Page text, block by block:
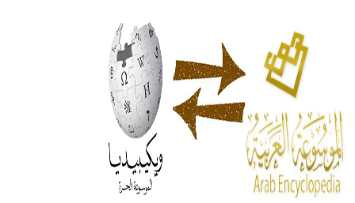
الحكم، الأدلة، تنظيم التغذية، ورسالته في جروح الرأس. ويعود
له الفضل بأنه حرر الطب من الدين والفلسفة.
- هل تعلم أن المرجان إفراز حيواني يتكون في البحر ويتركب
من مادة كربونات الكلسيوم، وهو أحمر أو شديد الحمرة وهو
أجود أنواعه، ويمتاز بكبر الحجم ويسمى الش